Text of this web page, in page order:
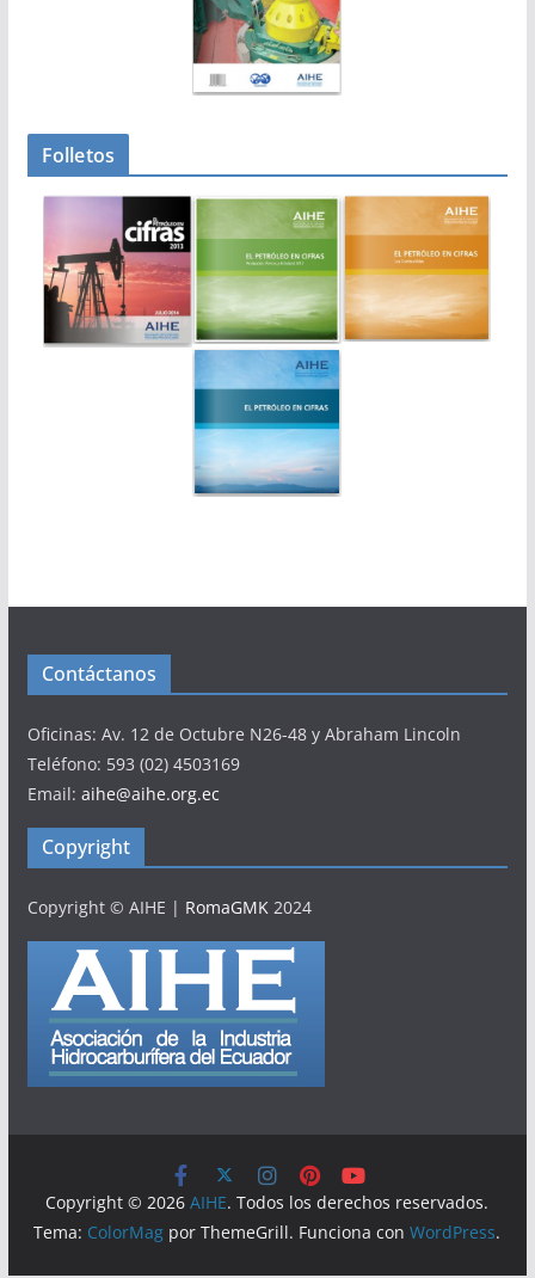
Folletos
Contáctanos
Oficinas: Av. 12 de Octubre N26-48 y Abraham Lincoln
Teléfono: 593 (02) 4503169
Email: aihe@aihe.org.ec
Copyright
Copyright © AIHE | RomaGMK2024
Copyright © 2026AIHE. Todos los derechos reservados.
Tema: ColorMag por ThemeGrill. Funciona conWordPress.